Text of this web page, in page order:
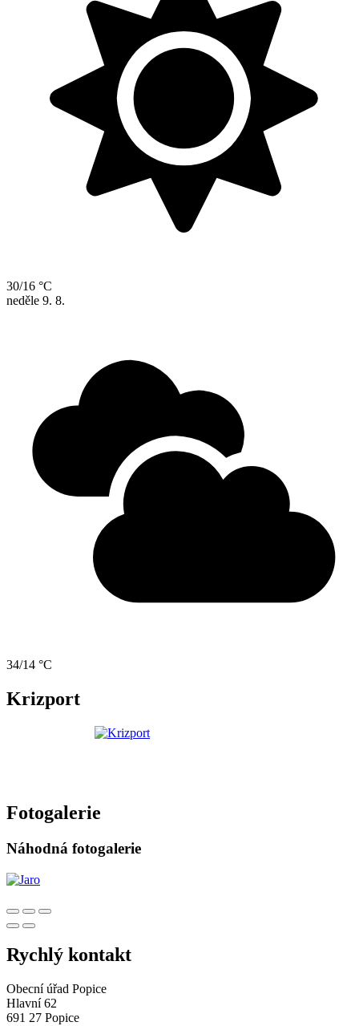
30/16 °C
neděle 9. 8.
34/14 °C
Krizport
Fotogalerie
Náhodná fotogalerie
Rychlý kontakt
Obecní úřad Popice
Hlavní 62
691 27 Popice